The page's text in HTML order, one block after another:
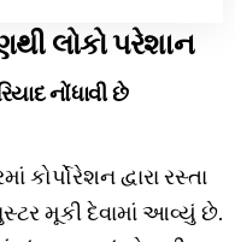
લોકો પરેશાન
નોંધાવી છે
કોર્પોરેશન દ્વારા રસ્તા
મૂકી દેવામાં આવ્યું છે.